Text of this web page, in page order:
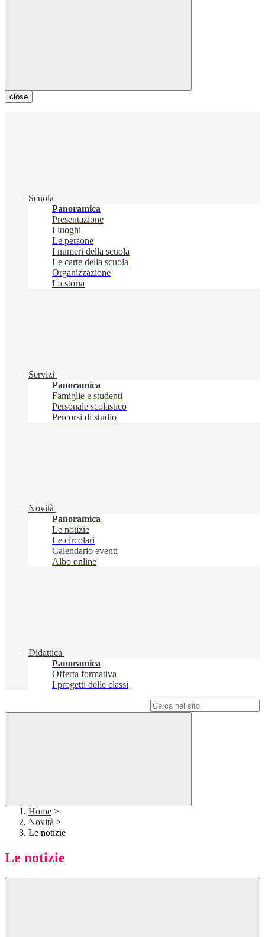
close
Scuola
Panoramica
Presentazione
I luoghi
Le persone
I numeri della scuola
Le carte della scuola
Organizzazione
La storia
Servizi
Panoramica
Famiglie e studenti
Personale scolastico
Percorsi di studio
Novità
Panoramica
Le notizie
Le circolari
Calendario eventi
Albo online
Didattica
Panoramica
Offerta formativa
I progetti delle classi
Home >
Novità >
Le notizie
Le notizie